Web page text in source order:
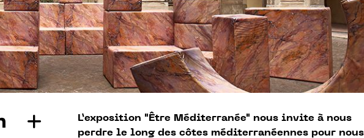
L’exposition "Être Méditerranée" nous invite à nous
perdre le long des côtes méditerranéennes pour nous